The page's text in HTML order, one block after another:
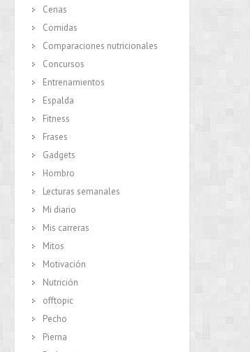
Cenas
Comidas
Comparaciones nutricionales
Concursos
Entrenamientos
Espalda
Fitness
Frases
Gadgets
Hombro
Lecturas semanales
Mi diario
Mis carreras
Mitos
Motivación
Nutrición
offtopic
Pecho
Pierna